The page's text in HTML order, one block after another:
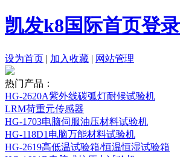
凯发k8国际首页登录
设为首页 | 加入收藏 | 网站管理
热门产品：
HG-2620A紫外线碳弧灯耐候试验机
LRM荷重元传感器
HG-1703电脑伺服油压材料试验机
HG-118D1电脑万能材料试验机
HG-2619高低温试验箱/恒温恒湿试验箱